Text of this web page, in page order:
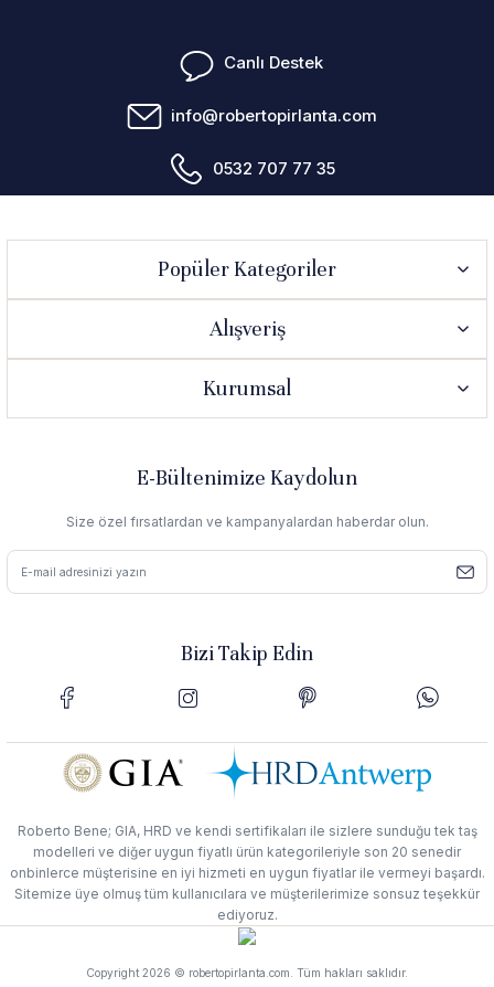
Canlı Destek
info@robertopirlanta.com
0532 707 77 35
Popüler Kategoriler
Alışveriş
Kurumsal
E-Bültenimize Kaydolun
Size özel fırsatlardan ve kampanyalardan haberdar olun.
Bizi Takip Edin
Roberto Bene; GIA, HRD ve kendi sertifikaları ile sizlere sunduğu tek taş
modelleri ve diğer uygun fiyatlı ürün kategorileriyle son 20 senedir
onbinlerce müşterisine en iyi hizmeti en uygun fiyatlar ile vermeyi başardı.
Sitemize üye olmuş tüm kullanıcılara ve müşterilerimize sonsuz teşekkür
ediyoruz.
Copyright 2026 © robertopirlanta.com. Tüm hakları saklıdır.